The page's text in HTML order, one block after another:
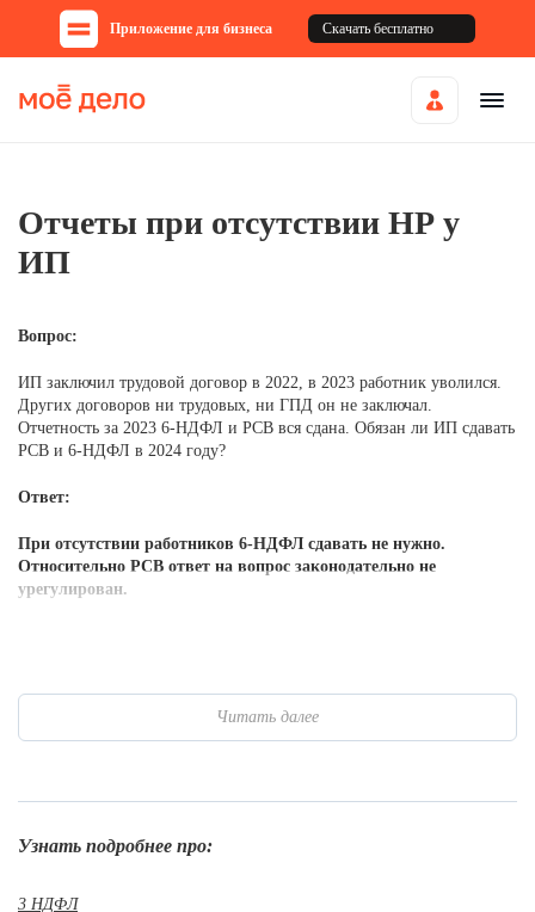
Приложение для бизнеса Скачать бесплатно
Отчеты при отсутствии НР у
ИП
Вопрос:
ИП заключил трудовой договор в 2022, в 2023 работник уволился.
Других договоров ни трудовых, ни ГПД он не заключал.
Отчетность за 2023 6-НДФЛ и РСВ вся сдана. Обязан ли ИП сдавать
РСВ и 6-НДФЛ в 2024 году?
Ответ:
При отсутствии работников 6-НДФЛ сдавать не нужно.
Относительно РСВ ответ на вопрос законодательно не
урегулирован.
Читать далее
Узнать подробнее про:
3 НДФЛ